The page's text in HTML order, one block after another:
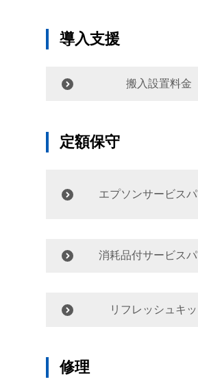
導入支援
搬入設置料金
定額保守
エプソンサービスパ
消耗品付サービスパ
リフレッシュキッ
修理